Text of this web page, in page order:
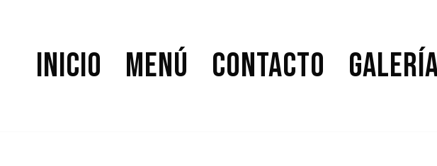
Inicio Menú Contacto